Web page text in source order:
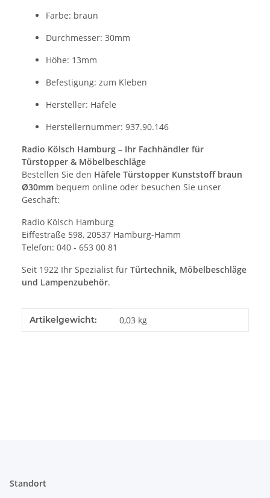
Farbe: braun
Durchmesser: 30mm
Höhe: 13mm
Befestigung: zum Kleben
Hersteller: Häfele
Herstellernummer: 937.90.146
Radio Kölsch Hamburg – Ihr Fachhändler für
Türstopper & Möbelbeschläge
Bestellen Sie den Häfele Türstopper Kunststoff braun
Ø30mm bequem online oder besuchen Sie unser
Geschäft:
Radio Kölsch Hamburg
Eiffestraße 598, 20537 Hamburg-Hamm
Telefon: 040 - 653 00 81
Seit 1922 Ihr Spezialist für Türtechnik, Möbelbeschläge
und Lampenzubehör.
Produkteigenschaft
Wert
Artikelgewicht: 0,03 kg
Standort